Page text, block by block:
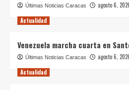
Últimas Noticias Caracas agosto 6,
Actualidad
Venezuela marcha cuarta en
Últimas Noticias Caracas agosto 6,
Actualidad